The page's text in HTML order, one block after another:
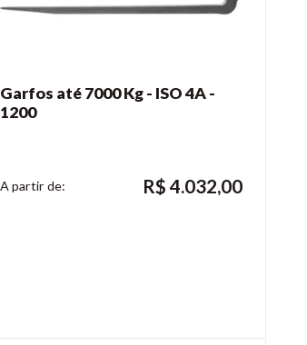
Garfos até 7000 Kg - ISO 4A -
1200
R$ 4.032,00